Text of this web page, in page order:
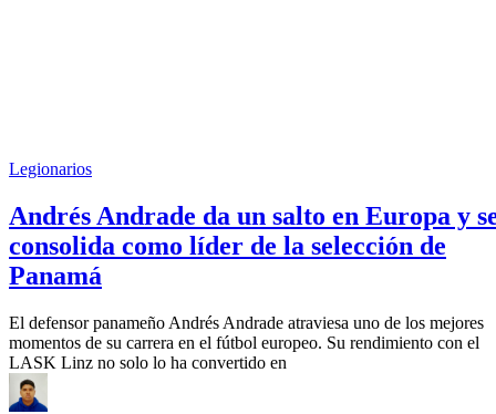
Legionarios
Andrés Andrade da un salto en Europa y
consolida como líder de la selección de
Panamá
El defensor panameño Andrés Andrade atraviesa uno de los mejores
momentos de su carrera en el fútbol europeo. Su rendimiento con el
LASK Linz no solo lo ha convertido en